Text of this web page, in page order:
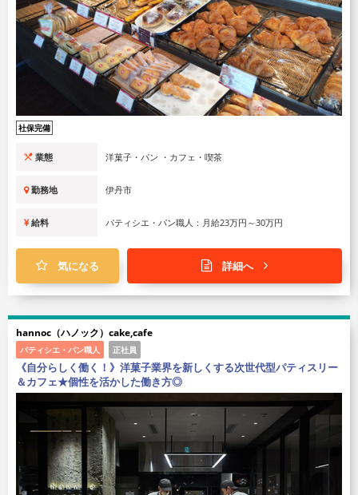
社保完備
業態 洋菓子・パン ・カフェ・喫茶
勤務地 伊丹市
給料 パティシエ・パン職人：月給23万円～30万円
気になる 詳細へ
hannoc（ハノック）cake,cafe
パティシエ・パン職人 正社員
《自分らしく働く！》洋菓子業界を新しくする次世代型パティスリー
＆カフェ★個性を活かした働き方◎